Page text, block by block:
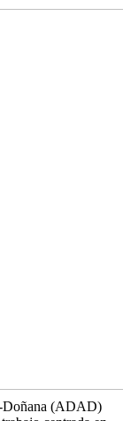
Doñana (ADAD)